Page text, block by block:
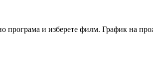
програма и изберете филм. График на